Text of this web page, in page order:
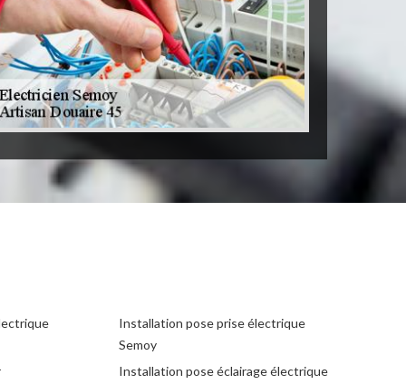
Installation pose prise électrique
Semoy
Installation pose éclairage électrique